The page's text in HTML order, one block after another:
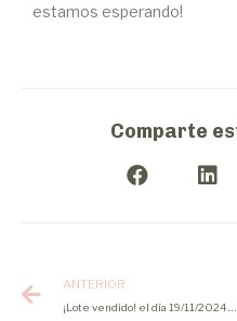
estamos esperando!
Comparte
ANTERIOR